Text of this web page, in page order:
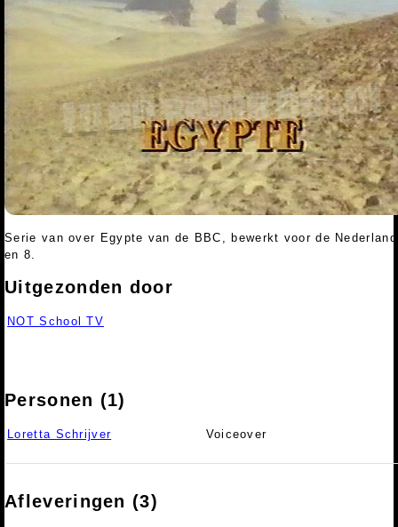
Serie van over Egypte van de BBC, bewerkt voor de
en 8.
Uitgezonden door
NOT School TV
Personen (1)
Loretta Schrijver Voiceover
Afleveringen (3)